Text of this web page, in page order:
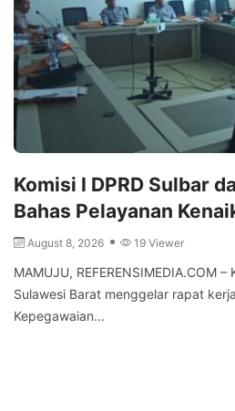
Komisi I DPRD Sulbar
Bahas Pelayanan
August 8, 2026 19 Viewer
MAMUJU, REFERENSIMEDIA.COM –
Sulawesi Barat menggelar rapat
Kepegawaian...